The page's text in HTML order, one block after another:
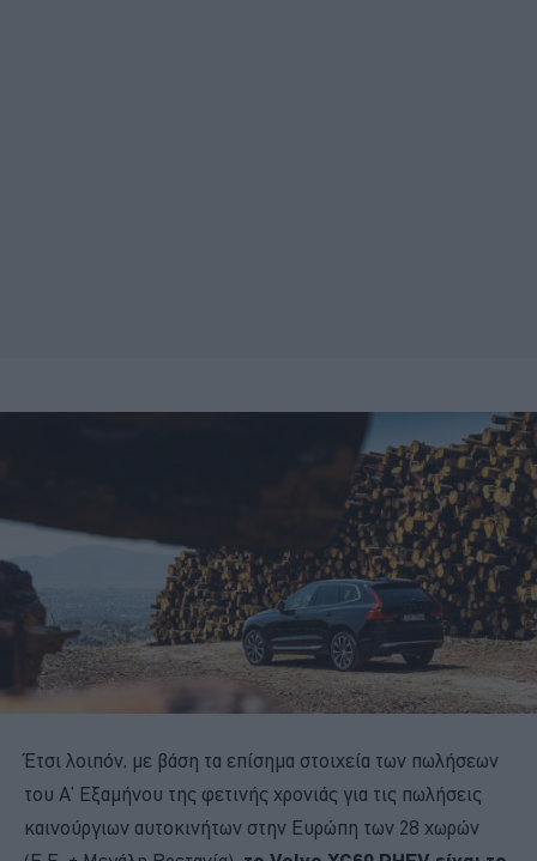
Έτσι λοιπόν, με βάση τα επίσημα στοιχεία των πωλήσεων
του Α’ Εξαμήνου της φετινής χρονιάς για τις πωλήσεις
καινούργιων αυτοκινήτων στην Ευρώπη των 28 χωρών